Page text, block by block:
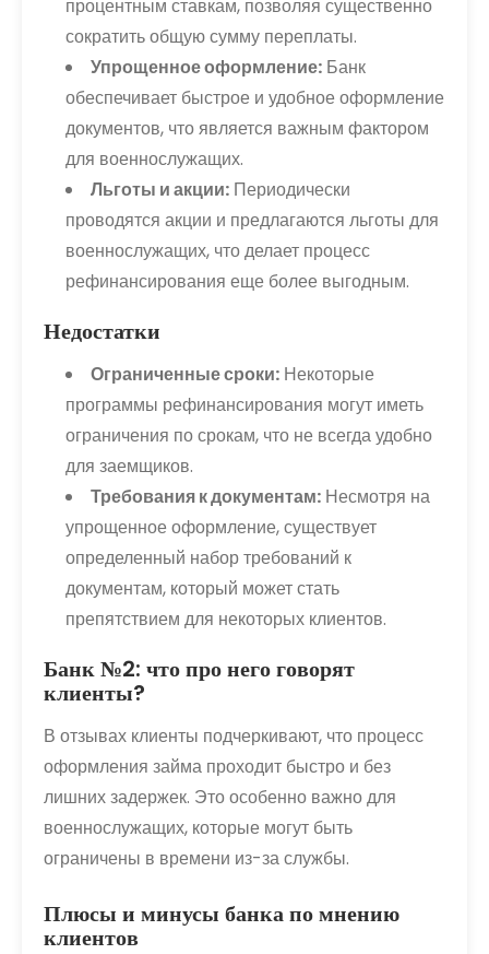
процентным ставкам, позволяя существенно
сократить общую сумму переплаты.
Упрощенное оформление: Банк
обеспечивает быстрое и удобное оформление
документов, что является важным фактором
для военнослужащих.
Льготы и акции: Периодически
проводятся акции и предлагаются льготы для
военнослужащих, что делает процесс
рефинансирования еще более выгодным.
Недостатки
Ограниченные сроки: Некоторые
программы рефинансирования могут иметь
ограничения по срокам, что не всегда удобно
для заемщиков.
Требования к документам: Несмотря на
упрощенное оформление, существует
определенный набор требований к
документам, который может стать
препятствием для некоторых клиентов.
Банк №2: что про него говорят
клиенты?
В отзывах клиенты подчеркивают, что процесс
оформления займа проходит быстро и без
лишних задержек. Это особенно важно для
военнослужащих, которые могут быть
ограничены в времени из-за службы.
Плюсы и минусы банка по мнению
клиентов